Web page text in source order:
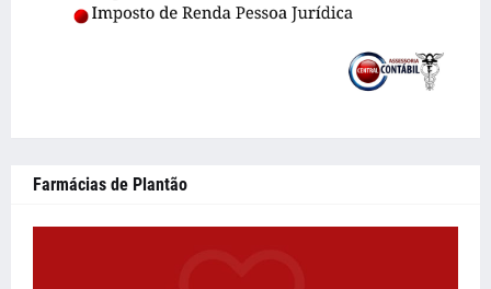
Farmácias de Plantão